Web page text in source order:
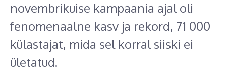
novembrikuise kampaania ajal oli
fenomenaalne kasv ja rekord, 71 000
külastajat, mida sel korral siiski ei
ületatud.